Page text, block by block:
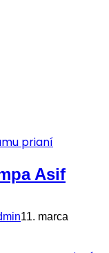
prianí
Asif
11. marca